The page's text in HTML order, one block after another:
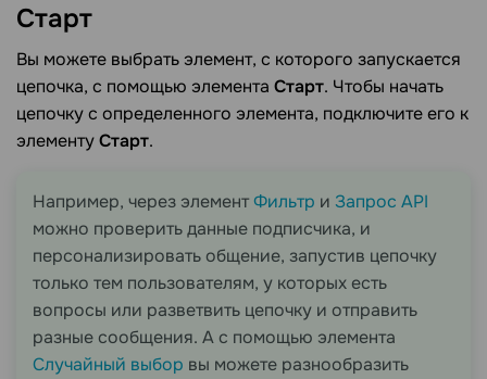
Старт
Вы можете выбрать элемент, с которого запускается
цепочка, с помощью элемента Старт. Чтобы начать
цепочку с определенного элемента, подключите его к
элементуСтарт.
Например, через элементФильтр и Запрос API
можно проверить данные подписчика, и
персонализировать общение, запустив цепочку
только тем пользователям, у которых есть
вопросы или разветвить цепочку и отправить
разные сообщения. А с помощью элемента
Случайный выбор вы можете разнообразить